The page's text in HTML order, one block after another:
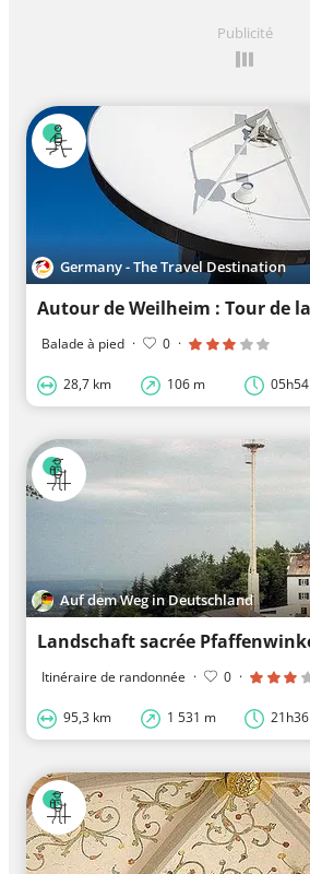
Publicité
Germany - The Travel Destination
Balade à pied · 0 ·
28,7 km 106 m 05h54
Auf dem Weg in Deutschland
Itinéraire de randonnée · 0 ·
95,3 km 1 531 m 21h36